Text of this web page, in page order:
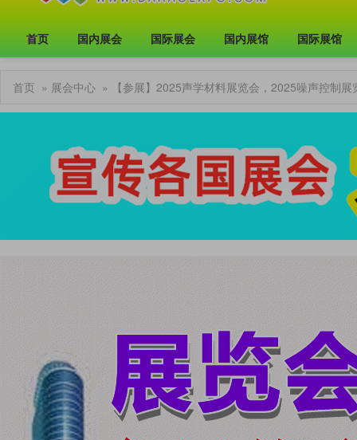
首页 国内展会 国际展会 国内展馆 国际展馆
首页 » 展会中心 » 【参展】2025声学材料展览会，2025噪声控制展